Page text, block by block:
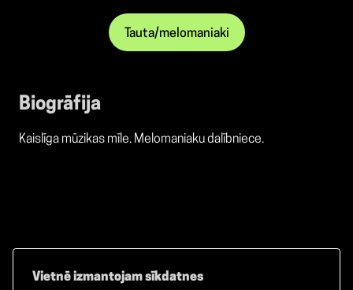
Tauta/melomaniaki
Biogrāfija
Kaislīga mūzikas mīle. Melomaniaku dalībniece.
Vietnē izmantojam sīkdatnes